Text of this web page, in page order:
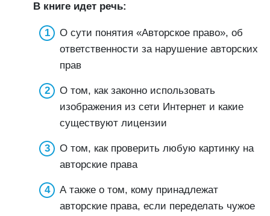
В книге идет речь:
О сути понятия «Авторское право», об
ответственности за нарушение авторских
прав
О том, как законно использовать
изображения из сети Интернет и какие
существуют лицензии
О том, как проверить любую картинку на
авторские права
А также о том, кому принадлежат
авторские права, если переделать чужое